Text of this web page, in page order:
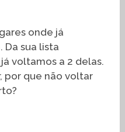
onde já
Da sua lista
voltamos a 2 delas.
por que não voltar